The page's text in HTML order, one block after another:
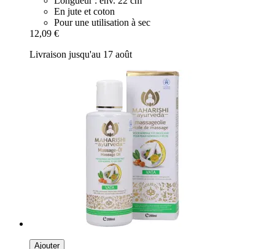
En jute et coton
Pour une utilisation à sec
12,09 €
Livraison jusqu'au 17 août
Ajouter